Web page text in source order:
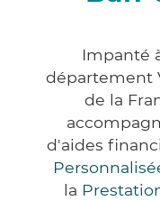
Impanté
département
de la
d'aides
la